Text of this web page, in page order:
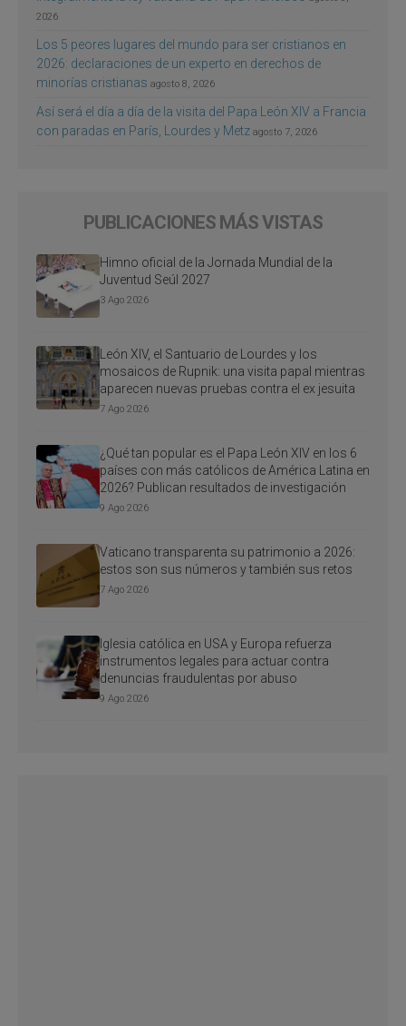
2026
Los 5 peores lugares del mundo para ser cristianos en
2026: declaraciones de un experto en derechos de
minorías cristianas agosto 8, 2026
Así será el día a día de la visita del Papa León XIV a Francia
con paradas en París, Lourdes y Metz agosto 7, 2026
PUBLICACIONES MÁS VISTAS
Himno oficial de la Jornada Mundial de la
Juventud Seúl 2027
3 Ago 2026
León XIV, el Santuario de Lourdes y los
mosaicos de Rupnik: una visita papal mientras
aparecen nuevas pruebas contra el ex jesuita
7 Ago 2026
¿Qué tan popular es el Papa León XIV en los 6
países con más católicos de América Latina en
2026? Publican resultados de investigación
9 Ago 2026
Vaticano transparenta su patrimonio a 2026:
estos son sus números y también sus retos
7 Ago 2026
Iglesia católica en USA y Europa refuerza
instrumentos legales para actuar contra
denuncias fraudulentas por abuso
9 Ago 2026